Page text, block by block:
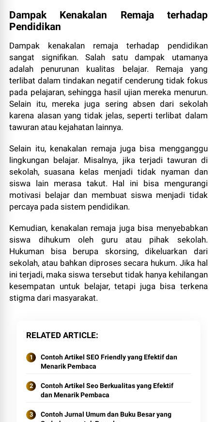
Dampak Kenakalan Remaja terhadap
Pendidikan
Dampak kenakalan remaja terhadap pendidikan
sangat signifikan. Salah satu dampak utamanya
adalah penurunan kualitas belajar. Remaja yang
terlibat dalam tindakan negatif cenderung tidak fokus
pada pelajaran, sehingga hasil ujian mereka menurun.
Selain itu, mereka juga sering absen dari sekolah
karena alasan yang tidak jelas, seperti terlibat dalam
tawuran atau kejahatan lainnya.
Selain itu, kenakalan remaja juga bisa mengganggu
lingkungan belajar. Misalnya, jika terjadi tawuran di
sekolah, suasana kelas menjadi tidak nyaman dan
siswa lain merasa takut. Hal ini bisa mengurangi
motivasi belajar dan membuat siswa menjadi tidak
percaya pada sistem pendidikan.
Kemudian, kenakalan remaja juga bisa menyebabkan
siswa dihukum oleh guru atau pihak sekolah.
Hukuman bisa berupa skorsing, dikeluarkan dari
sekolah, atau bahkan diproses secara hukum. Jika hal
ini terjadi, maka siswa tersebut tidak hanya kehilangan
kesempatan untuk belajar, tetapi juga bisa terkena
stigma dari masyarakat.
RELATED ARTICLE
Contoh Artikel SEO Friendly yang Efektif dan
Menarik Pembaca
Contoh Artikel Seo Berkualitas yang Efektif
dan Menarik Pembaca
Contoh Jurnal Umum dan Buku Besar yang